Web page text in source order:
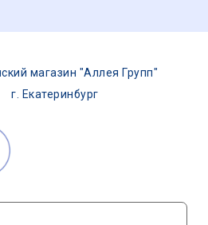
магазин "Аллея Групп"
г. Екатеринбург